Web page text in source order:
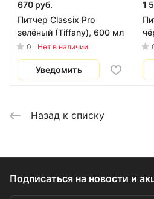
670 руб.
Питчер Classix Pro
зелёный (Tiffany), 600 мл
0 Нет в наличии
Уведомить
1
Назад к списку
Подписаться на новости и